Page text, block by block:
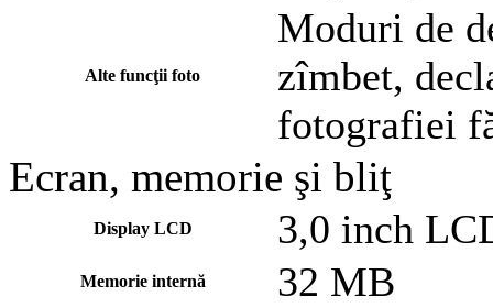
Alte funcţii foto
Moduri de
zîmbet,
fotografiei
Ecran, memorie şi bliţ
Display LCD 3,0 inch
Memorie internă 32 MB